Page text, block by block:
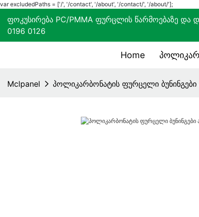
var excludedPaths = ['/', '/contact', '/about', '/contact/', '/about/'];
ფოკუსირება PC/PMMA ფურცლის წარმოებაზე
0196 0126
Home
Mclpanel პოლიკარბონატის ფურცელი